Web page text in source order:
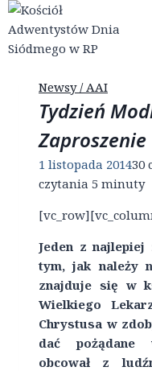
Przejdź
do
treści
Newsy / AAI
Tydzień
Zaproszenie
1 listopada 201430
czytania 5 minuty
Jeden z najlepiej
tym, jak należy
znajduje się w
Wielkiego
Chrystusa w
dać pożądane
obcował z